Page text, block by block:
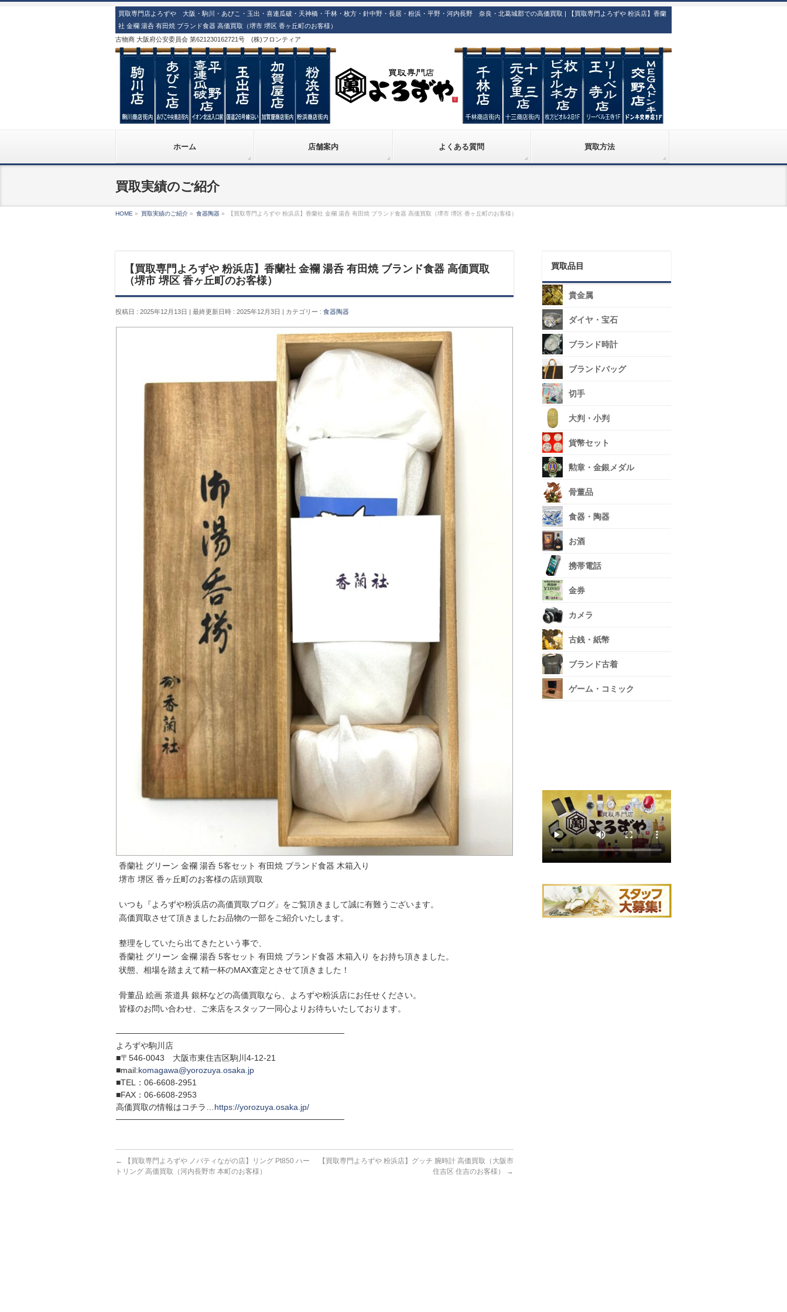
買取専門店よろずや 大阪・駒川・あびこ・玉出・喜連瓜破・天神橋・千林・枚方・針中野・長居・粉浜・平野・河内長野 奈良・北葛城郡での高価買取 | 【買取専門よろずや 粉浜店】香蘭
社 金襴 湯呑 有田焼 ブランド食器 高価買取（堺市 堺区 香ヶ丘町のお客様）
古物商 大阪府公安委員会 第621230162721号 (株)フロンティア
ホーム 店舗案内 よくある質問 買取方法
買取実績のご紹介
HOME » 買取実績のご紹介 » 食器陶器 » 【買取専門よろずや 粉浜店】香蘭社 金襴 湯呑 有田焼 ブランド食器 高価買取（堺市 堺区 香ヶ丘町のお客様）
【買取専門よろずや 粉浜店】香蘭社 金襴 湯呑 有田焼 ブランド食器 高価買取
（堺市 堺区 香ヶ丘町のお客様）
投稿日 : 2025年12月13日 最終更新日時 : 2025年12月3日 カテゴリー : 食器陶器
香蘭社 グリーン 金襴 湯呑 5客セット 有田焼 ブランド食器 木箱入り
堺市 堺区 香ヶ丘町のお客様の店頭買取
いつも『よろずや粉浜店の高価買取ブログ』をご覧頂きまして誠に有難うございます。
高価買取させて頂きましたお品物の一部をご紹介いたします。
整理をしていたら出てきたという事で、
香蘭社 グリーン 金襴 湯呑 5客セット 有田焼 ブランド食器 木箱入り をお持ち頂きました。
状態、相場を踏まえて精一杯のMAX査定とさせて頂きました！
骨董品 絵画 茶道具 銀杯などの高価買取なら、よろずや粉浜店にお任せください。
皆様のお問い合わせ、ご来店をスタッフ一同心よりお待ちいたしております。
───────────────────────────────────────
よろずや駒川店
■〒546-0043 大阪市東住吉区駒川4-12-21
■mail:komagawa@yorozuya.osaka.jp
■TEL：06-6608-2951
■FAX：06-6608-2953
高価買取の情報はコチラ…https://yorozuya.osaka.jp/
───────────────────────────────────────
←
【買取専門よろずや ノバティながの店】リング Pt850 ハー
トリング 高価買取（河内長野市 本町のお客様）
【買取専門よろずや 粉浜店】グッチ 腕時計 高価買取（大阪市
住吉区 住吉のお客様）
→
買取品目
貴金属
ダイヤ・宝石
ブランド時計
ブランドバッグ
切手
大判・小判
貨幣セット
勲章・金銀メダル
骨董品
食器・陶器
お酒
携帯電話
金券
カメラ
古銭・紙幣
ブランド古着
ゲーム・コミック